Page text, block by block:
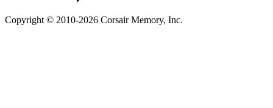
Copyright © 2010-2026 Corsair Memory, Inc.